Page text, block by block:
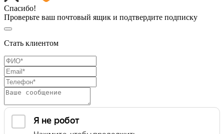
Спасибо!
Проверьте ваш почтовый ящик и подтвердите подписку
Стать клиентом